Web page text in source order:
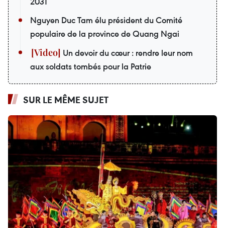
Nguyen Duc Tam élu président du Comité
populaire de la province de Quang Ngai
Un devoir du cœur : rendre leur nom
aux soldats tombés pour la Patrie
SUR LE MÊME SUJET